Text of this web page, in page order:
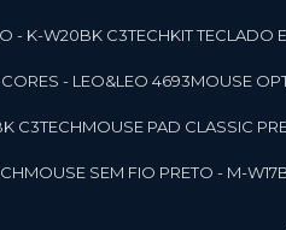
- K-W20BK C3TECH KIT
- LEO&LEO 4693 MOUSE
C3TECH MOUSE PAD CLASSIC
MOUSE SEM FIO PRETO - M-